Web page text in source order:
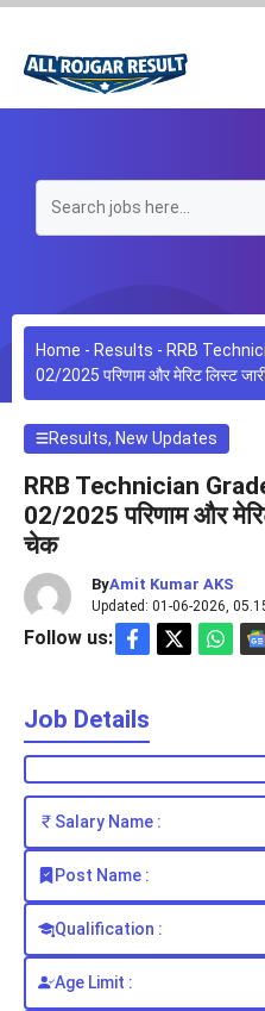
Skip
content
Home - Results - RRB
02/2025 परिणाम और मेरिट लिस्ट
Results,New Updates
RRB Technician
02/2025 परिणाम और
चेक
ByAmit Kumar AKS
Updated: 01-06-2026,
Follow us:
Job Details
Salary Name :
Post Name :
Qualification :
Age Limit :